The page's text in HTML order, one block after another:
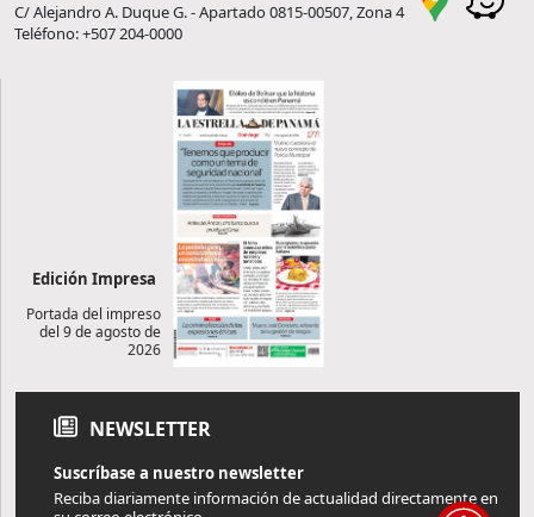
C/ Alejandro A. Duque G. - Apartado 0815-00507, Zona 4
Teléfono: +507 204-0000
Edición Impresa
Portada del impreso
del 9 de agosto de
2026
NEWSLETTER
Suscríbase a nuestro newsletter
Reciba diariamente información de actualidad directamente en